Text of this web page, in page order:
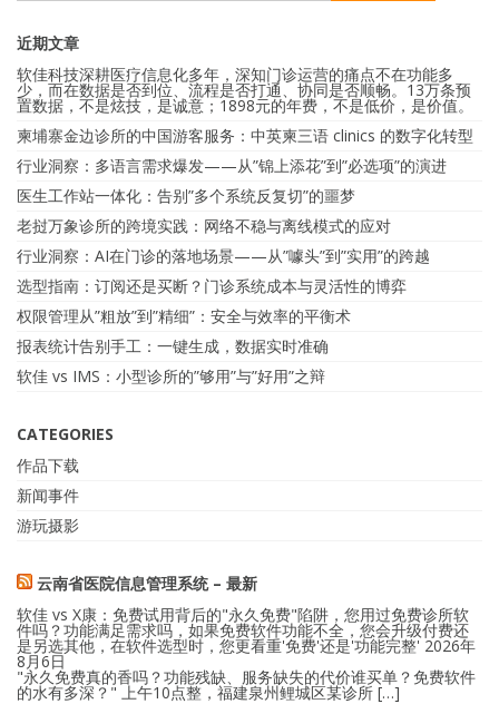
近期文章
软佳科技深耕医疗信息化多年，深知门诊运营的痛点不在功能多
少，而在数据是否到位、流程是否打通、协同是否顺畅。13万条预
置数据，不是炫技，是诚意；1898元的年费，不是低价，是价值。
柬埔寨金边诊所的中国游客服务：中英柬三语 clinics 的数字化转型
行业洞察：多语言需求爆发——从”锦上添花”到”必选项”的演进
医生工作站一体化：告别”多个系统反复切”的噩梦
老挝万象诊所的跨境实践：网络不稳与离线模式的应对
行业洞察：AI在门诊的落地场景——从”噱头”到”实用”的跨越
选型指南：订阅还是买断？门诊系统成本与灵活性的博弈
权限管理从”粗放”到”精细”：安全与效率的平衡术
报表统计告别手工：一键生成，数据实时准确
软佳 vs IMS：小型诊所的”够用”与”好用”之辩
CATEGORIES
作品下载
新闻事件
游玩摄影
云南省医院信息管理系统 – 最新
软佳 vs X康：免费试用背后的"永久免费"陷阱，您用过免费诊所软
件吗？功能满足需求吗，如果免费软件功能不全，您会升级付费还
是另选其他，在软件选型时，您更看重'免费'还是'功能完整' 2026年
8月6日
"永久免费真的香吗？功能残缺、服务缺失的代价谁买单？免费软件
的水有多深？" 上午10点整，福建泉州鲤城区某诊所 […]